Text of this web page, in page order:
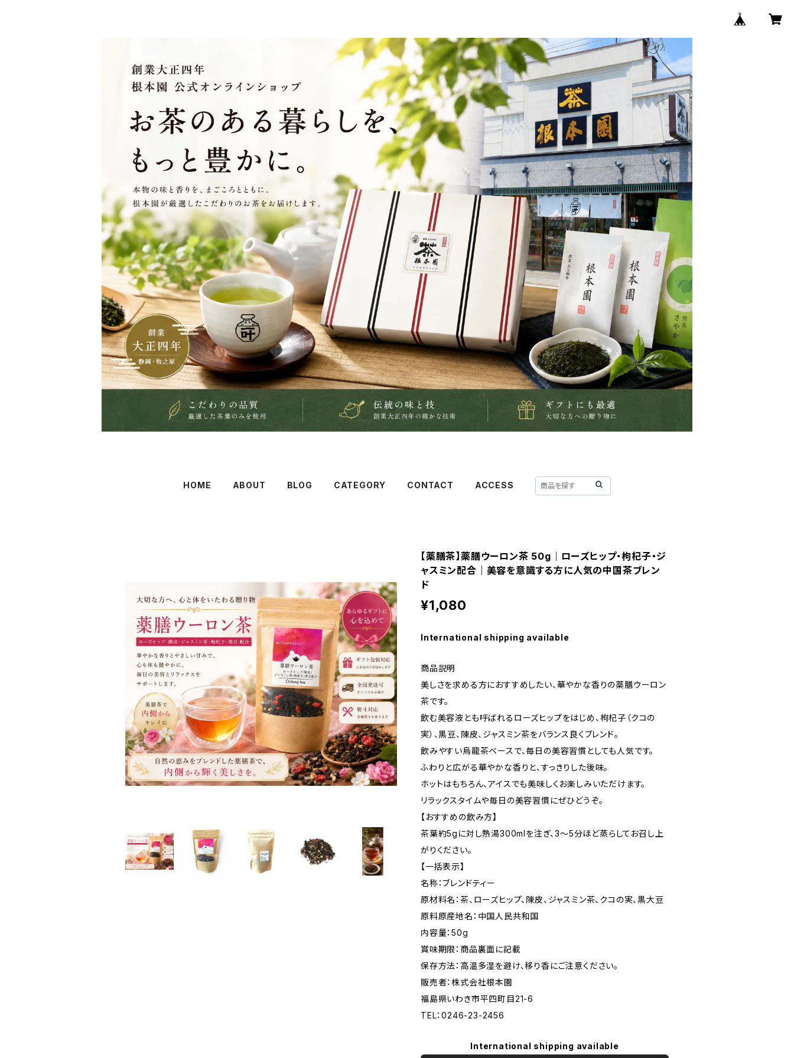
HOME ABOUT BLOG CATEGORY CONTACT ACCESS
【薬膳茶】薬膳ウーロン茶 50g｜ローズヒップ・枸杞子・ジ
ャスミン配合｜美容を意識する方に人気の中国茶ブレン
ド
¥1,080
International shipping available
商品説明
美しさを求める方におすすめしたい、華やかな香りの薬膳ウーロン
茶です。
飲む美容液とも呼ばれるローズヒップをはじめ、枸杞子（クコの
実）、黒豆、陳皮、ジャスミン茶をバランス良くブレンド。
飲みやすい烏龍茶ベースで、毎日の美容習慣としても人気です。
ふわりと広がる華やかな香りと、すっきりした後味。
ホットはもちろん、アイスでも美味しくお楽しみいただけます。
リラックスタイムや毎日の美容習慣にぜひどうぞ。
【おすすめの飲み方】
茶葉約5gに対し熱湯300mlを注ぎ、3〜5分ほど蒸らしてお召し上
がりください。
【一括表示】
名称：ブレンドティー
原材料名：茶、ローズヒップ、陳皮、ジャスミン茶、クコの実、黒大豆
原料原産地名：中国人民共和国
内容量：50g
賞味期限：商品裏面に記載
保存方法：高温多湿を避け、移り香にご注意ください。
販売者：株式会社根本園
福島県いわき市平四町目21-6
TEL：0246-23-2456
International shipping available